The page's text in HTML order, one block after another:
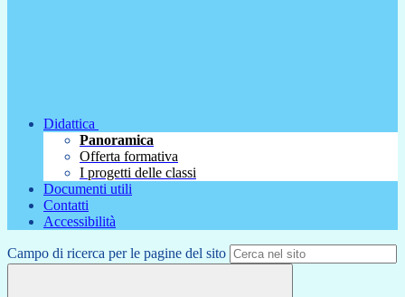
Didattica
Panoramica
Offerta formativa
I progetti delle classi
Documenti utili
Contatti
Accessibilità
Campo di ricerca per le pagine del sito